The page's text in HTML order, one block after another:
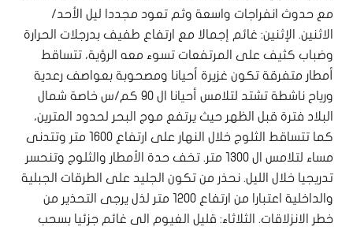
مع حدوث انفراجات واسعة وثم تعود مجددا ليل الأحد/
الاثنين. الإثنين: غائم إجمالا مع ارتفاع طفيف بدرجلات الحرارة
وضباب كثيف على المرتفعات تسوء معه الرؤية، تتساقط
أمطار متفرقة تكون غزيرة أحيانا ومصحوبة بعواصف رعدية
ورياح ناشطة تشتد لتلامس أحيانا ال 90 كم/س خاصة شمال
البلاد فترة قبل الظهر حيث يرتفع موج البحر لحدود المترين،
كما تتساقط الثلوج خلال النهار على ارتفاع 1600 متر وتتدنى
مساء لتلامس ال 1300 متر. تخف حدة الأمطار والثلوج وتنحسر
تدريجيا خلال الليل. نحذر من تكون الجليد على الطرقات الجبلية
والداخلية اعتبارا من ارتفاع 1200 متر لذل يرجى التحذير من
خطر الانزلاقات. الثلاثاء: قليل الغيوم الى غائم جزئيا بسحب